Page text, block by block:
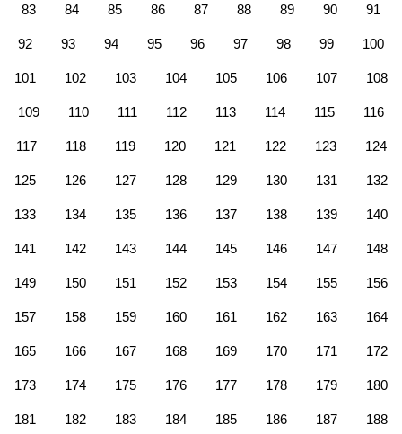
83 84 85 86 87 88 89 90 91
92 93 94 95 96 97 98 99 100
101 102 103 104 105 106 107 108
109 110 111 112 113 114 115 116
117 118 119 120 121 122 123 124
125 126 127 128 129 130 131 132
133 134 135 136 137 138 139 140
141 142 143 144 145 146 147 148
149 150 151 152 153 154 155 156
157 158 159 160 161 162 163 164
165 166 167 168 169 170 171 172
173 174 175 176 177 178 179 180
181 182 183 184 185 186 187 188